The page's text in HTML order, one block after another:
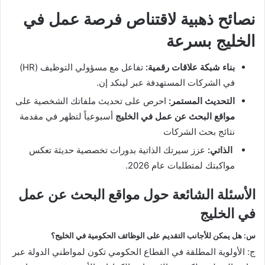
نصائح ذهبية لاقتناص فرصة عمل في
الخليج بسرعة
بناء شبكة علاقات رقمية:
تفاعل مع مسؤولي التوظيف (HR)
في الشركات المستهدفة عبر لينكد إن.
التحديث المستمر: احرص على تحديث ملفاتك الشخصية على
مواقع البحث عن عمل في الخليج أسبوعياً لتظهر في مقدمة
نتائج بحث الشركات
الذاتي: عزز سيرتك الذاتية بدورات تخصصية حديثة تعكس
مواكبتك لمتطلبات عام 2026.
الأسئلة الشائعة حول مواقع البحث عن عمل
في الخليج
س: هل يمكن للأجانب التقديم على الوظائف الحكومية في الخليج؟
ج: الأولوية المطلقة في القطاع الحكومي تكون لمواطني الدولة عبر